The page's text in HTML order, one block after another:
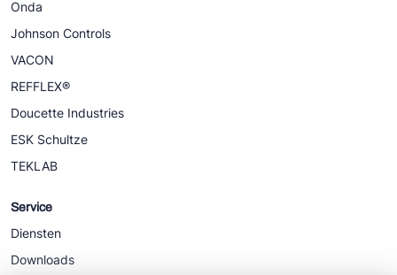
Onda
Johnson Controls
VACON
REFFLEX®
Doucette Industries
ESK Schultze
TEKLAB
Service
Diensten
Downloads